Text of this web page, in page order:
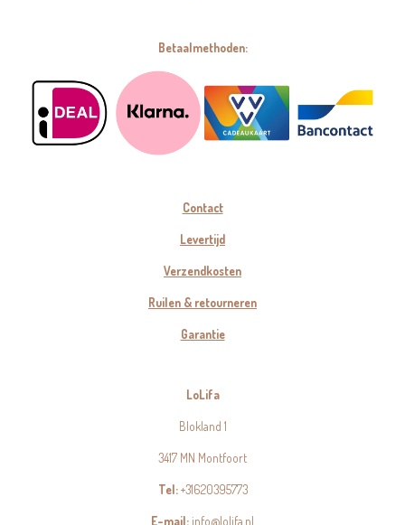
Betaalmethoden:
Contact
Levertijd
Verzendkosten
Ruilen & retourneren
Garantie
LoLifa
Blokland 1
3417 MN Montfoort
Tel:+31620395773
E-mail:info@lolifa.nl